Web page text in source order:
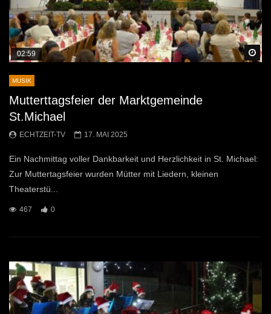
02:59
MUSIK
Mutterttagsfeier der Marktgemeinde
St.Michael
ECHTZEIT-TV 17. MAI 2025
Ein Nachmittag voller Dankbarkeit und Herzlichkeit in St. Michael:
Zur Muttertagsfeier wurden Mütter mit Liedern, kleinen
Theaterstü...
467 0